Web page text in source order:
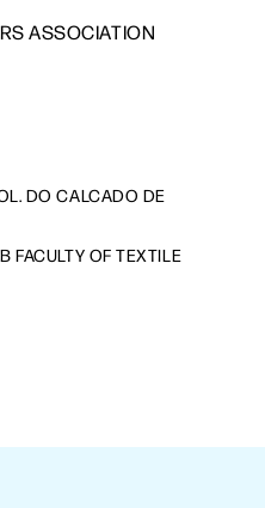
ASSOCIATION
DO CALCADO DE
FACULTY OF TEXTILE